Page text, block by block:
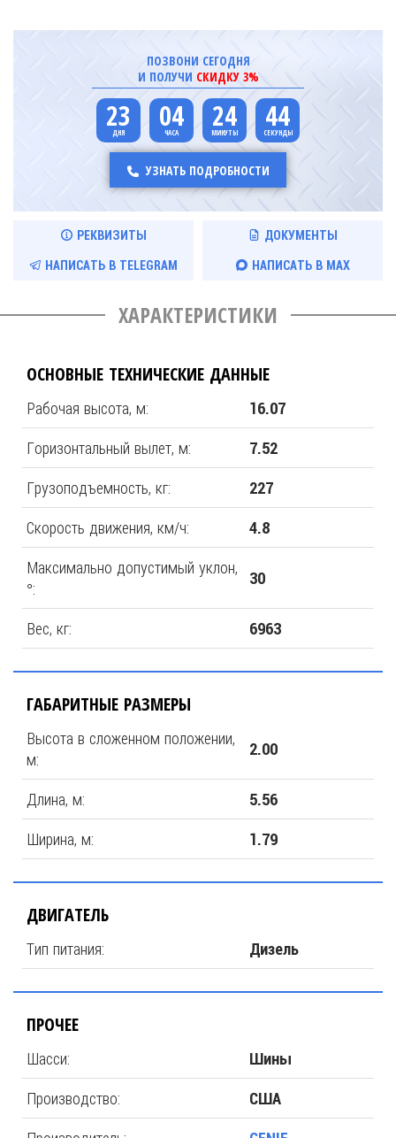
ПОЗВОНИ СЕГОДНЯ
И ПОЛУЧИ СКИДКУ 3%
23 04 24 43
УЗНАТЬ ПОДРОБНОСТИ
РЕКВИЗИТЫ ДОКУМЕНТЫ
НАПИСАТЬ В TELEGRAM НАПИСАТЬ В MAX
ХАРАКТЕРИСТИКИ
ОСНОВНЫЕ ТЕХНИЧЕСКИЕ ДАННЫЕ
Рабочая высота, м: 16.07
Горизонтальный вылет, м: 7.52
Грузоподъемность, кг: 227
Скорость движения, км/ч: 4.8
Максимально допустимый уклон,
°:
30
Вес, кг: 6963
ГАБАРИТНЫЕ РАЗМЕРЫ
Высота в сложенном положении,
м:
2.00
Длина, м: 5.56
Ширина, м: 1.79
ДВИГАТЕЛЬ
Тип питания: Дизель
ПРОЧЕЕ
Шасси: Шины
Производство: США